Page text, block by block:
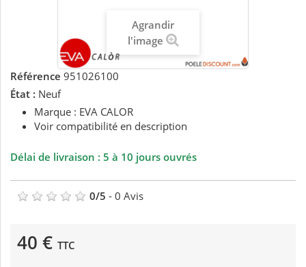
Agrandir
l'image
Référence 951026100
État : Neuf
Marque : EVA CALOR
Voir compatibilité en description
Délai de livraison : 5 à 10 jours ouvrés
0/5 - 0 Avis
40 € TTC